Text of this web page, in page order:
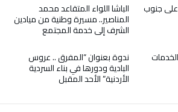
الباشا اللواء المتقاعد محمد
المناصير.. مسيرة وطنية من ميادين
الشرف إلى خدمة المجتمع
على جنوب
ندوة بعنوان “المفرق .. عروس
البادية ودورها في بناء السردية
الأردنية” الأحد المقبل